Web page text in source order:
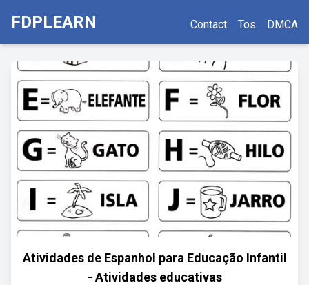
FDPLEARN Contact Tos DMCA
Atividades de Espanhol para Educação Infantil
- Atividades educativas